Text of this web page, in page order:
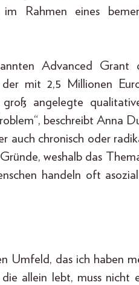
Rahmen eines
Advanced Grant
der mit 2,5 Millionen
angelegte
beschreibt Anna
auch chronisch oder
weshalb das
handeln oft
Umfeld, das ich haben
allein lebt, muss nicht